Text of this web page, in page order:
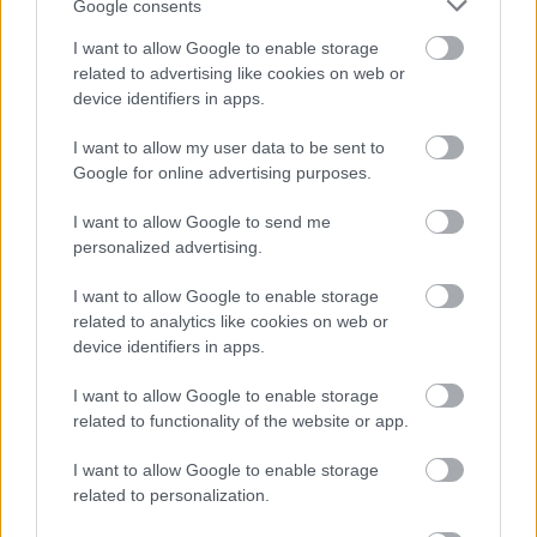
Google consents
I want to allow Google to enable storage
related to advertising like cookies on web or
device identifiers in apps.
I want to allow my user data to be sent to
Google for online advertising purposes.
I want to allow Google to send me
personalized advertising.
I want to allow Google to enable storage
related to analytics like cookies on web or
device identifiers in apps.
I want to allow Google to enable storage
related to functionality of the website or app.
I want to allow Google to enable storage
related to personalization.
Dębica > Klasa Okręgowa - sytuacja w tabeli
Przed meczami 12. kolejki - Klasa O Dębica gospodarze (Igloopol II
Dębica) zajmują 13. miejscew tabeli. Goście (Dąbrówka Stara
Jastrząbka) plasują się na6. miejscu.
bramkowe.
na żywo, transmisja
Wynik meczu Igloopol II Dębica - Dąbrówka Stara Jastrząbka znajdziesz na
naszej stronie zaraz po jego zakończeniu. Jeżeli szukasz informacji
Igloopol II Dębica vs. Dąbrówka Stara
Jastrząbka - wynik, składy, strzelcy
Jeżeli w internecie lub TV dostępna jest
Igloopol II Dębica vs. Dąbrówka Stara Jastrząbka
spotkań Dębica > Klasa Okręgowa na pewno znajdziesz takie informacje
na naszym portalu. Możliwe jednak, że nigdzie nie pojawi się stream
online z tego pojedynku. Śledź portal podkarpacieLIVE.pl i bądź na